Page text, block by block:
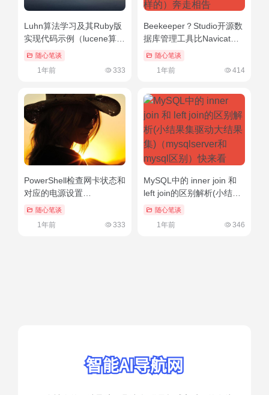
Luhn算法学习及其Ruby版
实现代码示例（lucene算
法）真没想到
随心笔谈
1年前 333
Beekeeper？Studio开源数
据库管理工具比Navicat更
炫酷（开源的数据库管理工
随心笔谈
1年前 414
PowerShell检查网卡状态和
对应的电源设置
（powershell连接服务器）
随心笔谈
1年前 333
MySQL中的 inner join 和
left join的区别解析(小结果
集驱动大结果集)
别）快来看
随心笔谈
1年前 346